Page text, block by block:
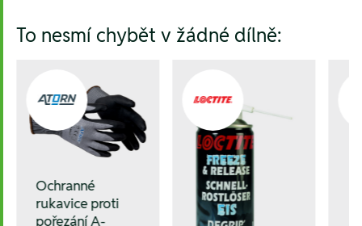
To nesmí chybět v žádné dílně:
Ochranné
rukavice proti
pořezání A-